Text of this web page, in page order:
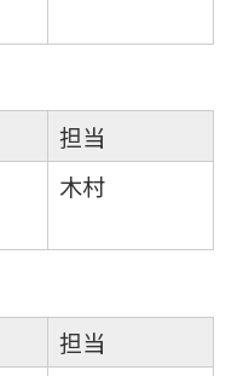
担当
木村
担当